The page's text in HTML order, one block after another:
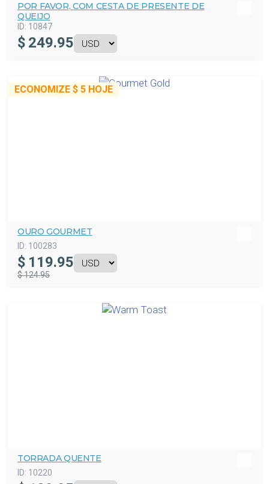
POR FAVOR, COM CESTA DE PRESENTE DE
QUEIJO
ID: 10847
$ 249.95
ECONOMIZE $ 5 HOJE
OURO GOURMET
ID: 100283
$ 119.95
$ 124.95
TORRADA QUENTE
ID: 10220